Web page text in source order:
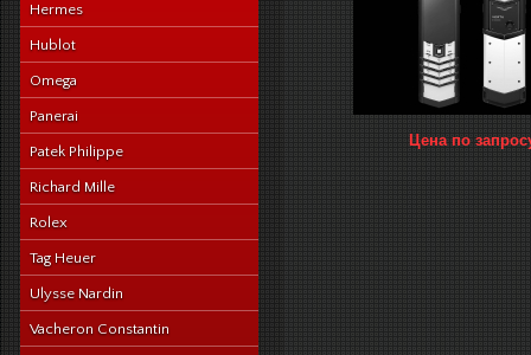
Hermes
Hublot
Omega
Panerai
Patek Philippe
Richard Mille
Rolex
Tag Heuer
Ulysse Nardin
Vacheron Constantin
Цена по